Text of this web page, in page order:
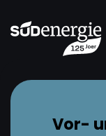
Vor-